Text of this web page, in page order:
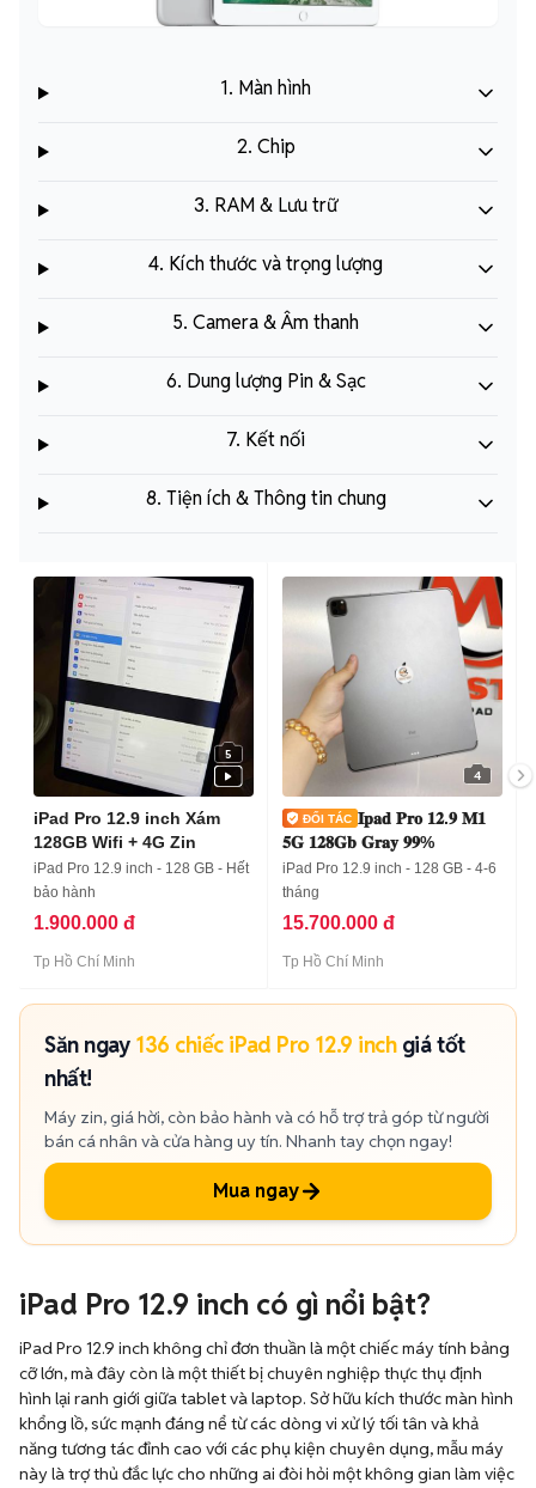
1. Màn hình
2. Chip
3. RAM & Lưu trữ
4. Kích thước và trọng lượng
5. Camera & Âm thanh
6. Dung lượng Pin & Sạc
7. Kết nối
8. Tiện ích & Thông tin chung
5
iPad Pro 12.9 inch Xám
128GB Wifi + 4G Zin
iPad Pro 12.9 inch - 128 GB - Hết
bảo hành
1.900.000 đ
Tp Hồ Chí Minh
4
𝐈𝐩𝐚𝐝 𝐏𝐫𝐨 𝟏𝟐.𝟗 𝐌𝟏
𝟓𝐆 𝟏𝟐𝟖𝐆𝐛 𝐆𝐫𝐚𝐲 𝟗𝟗%
iPad Pro 12.9 inch - 128 GB - 4-6
tháng
15.700.000 đ
Tp Hồ Chí Minh
Săn ngay 136 chiếc iPad Pro 12.9 inchgiá tốt
nhất!
Máy zin, giá hời, còn bảo hành và có hỗ trợ trả góp từ người
bán cá nhân và cửa hàng uy tín. Nhanh tay chọn ngay!
Mua ngay
iPad Pro 12.9 inch có gì nổi bật?
iPad Pro 12.9 inch không chỉ đơn thuần là một chiếc máy tính bảng
cỡ lớn, mà đây còn là một thiết bị chuyên nghiệp thực thụ định
hình lại ranh giới giữa tablet và laptop. Sở hữu kích thước màn hình
khổng lồ, sức mạnh đáng nể từ các dòng vi xử lý tối tân và khả
năng tương tác đỉnh cao với các phụ kiện chuyên dụng, mẫu máy
này là trợ thủ đắc lực cho những ai đòi hỏi một không gian làm việc